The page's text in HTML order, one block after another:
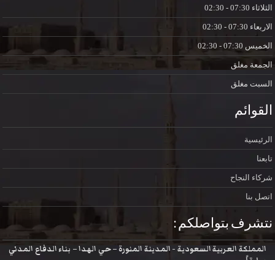
الثلاثاء
الاربعاء
الخميس
الجمعة مغلق
السبت مغلق
القوائم
الرئيسية
تابعنا
شركاء النجاح
اتصل بنا
نتشرف بتواصلكم :
المملكة العربية السعودية - المدينة المنورة – حي الهدا – بناء الدفاع المدني